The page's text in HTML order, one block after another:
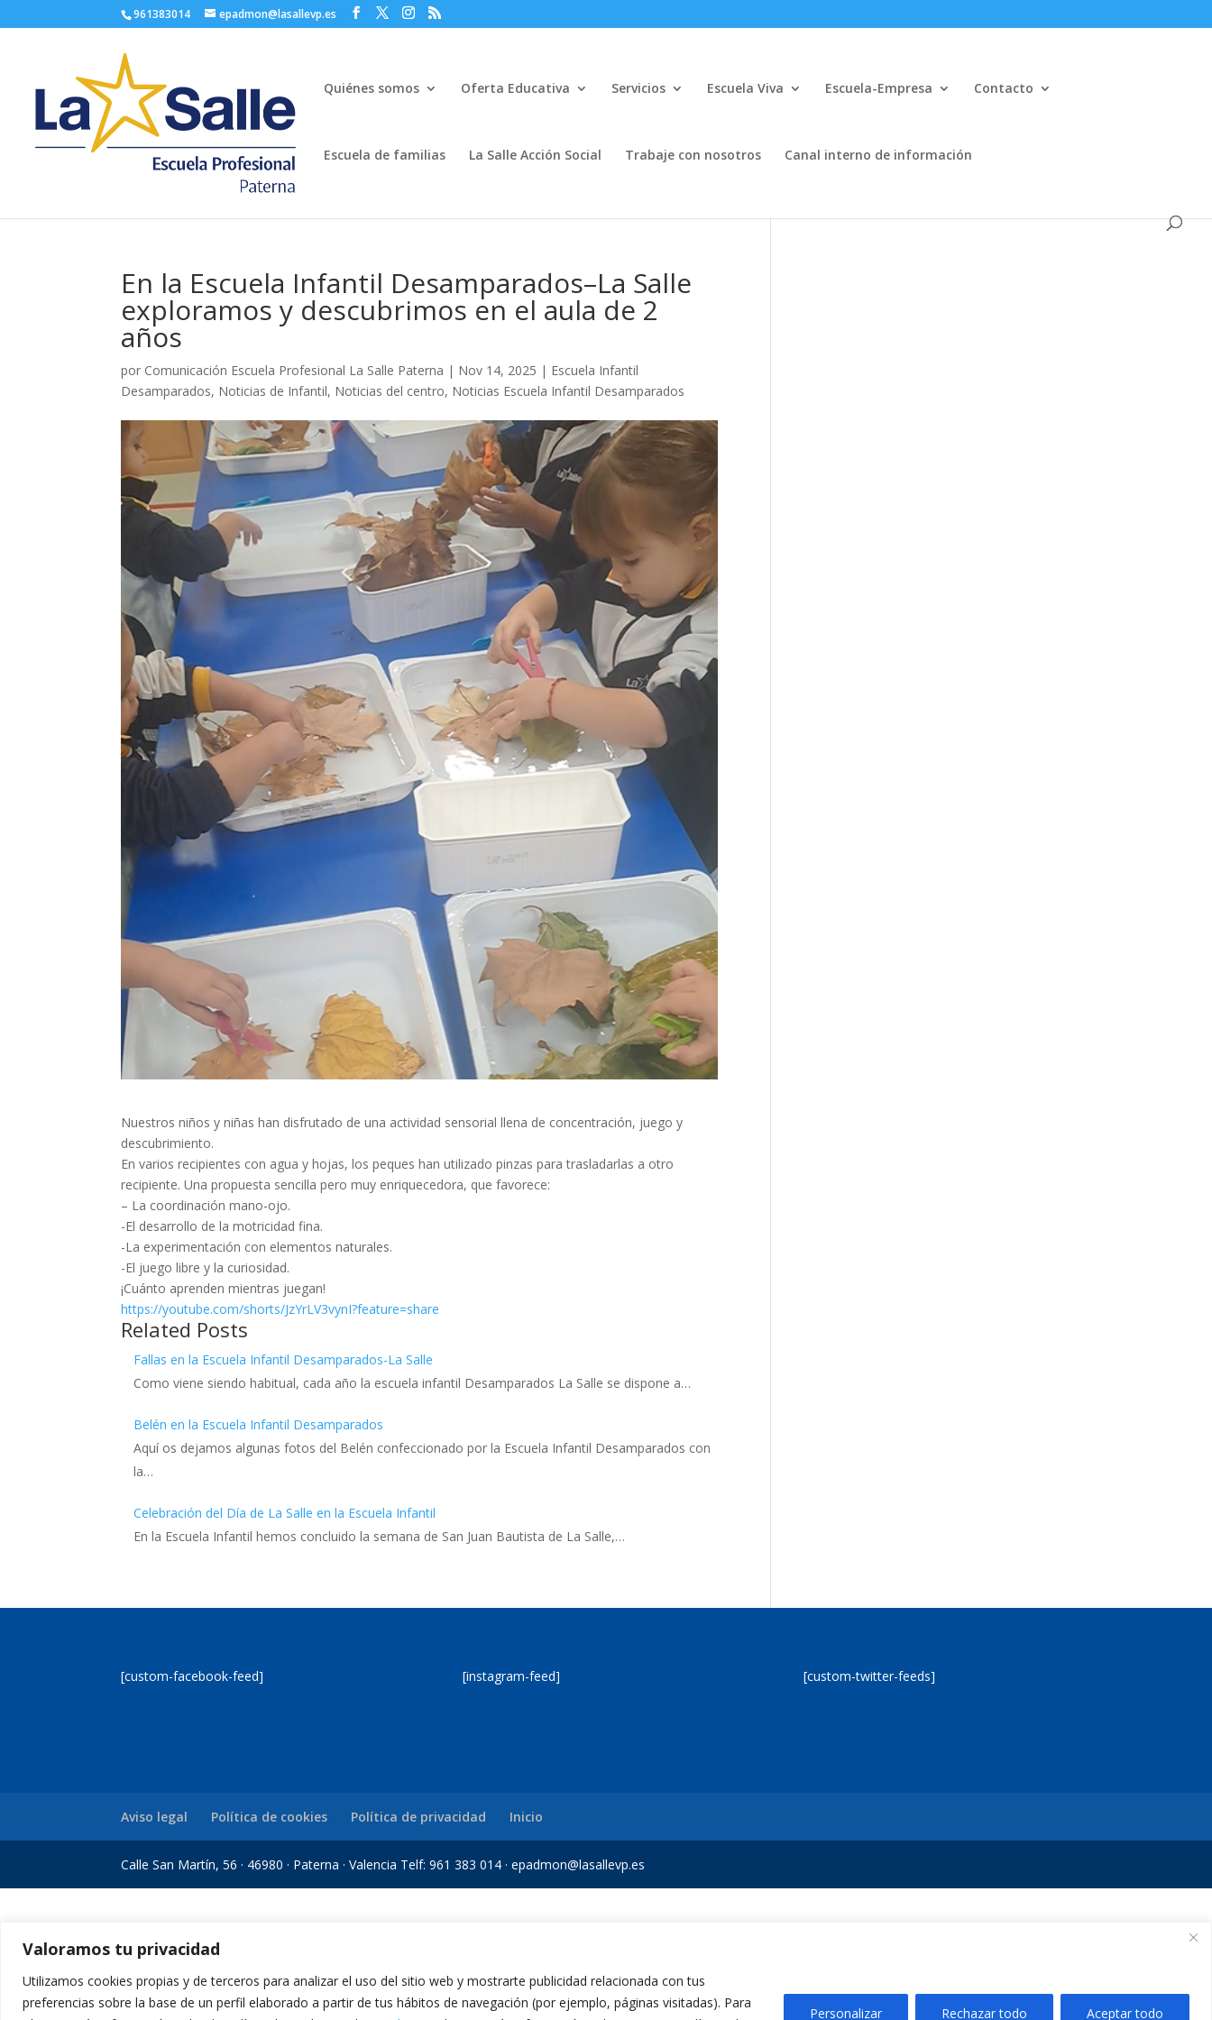
Valoramos tu privacidad
Utilizamos cookies propias y de terceros para analizar el uso del sitio web y mostrarte publicidad relacionada con tus
preferencias sobre la base de un perfil elaborado a partir de tus hábitos de navegación (por ejemplo, páginas visitadas). Para
Personalizar Rechazar todo Aceptar todo
961383014 epadmon@lasallevp.es
Quiénes somos Oferta Educativa Servicios Escuela Viva Escuela-Empresa Contacto
Escuela de familias La Salle Acción Social Trabaje con nosotros Canal interno de información
En la Escuela Infantil Desamparados–La Salle
exploramos y descubrimos en el aula de 2
años
por Comunicación Escuela Profesional La Salle Paterna | Nov 14, 2025 | Escuela Infantil
Desamparados, Noticias de Infantil, Noticias del centro, Noticias Escuela Infantil Desamparados
Nuestros niños y niñas han disfrutado de una actividad sensorial llena de concentración, juego y
descubrimiento.
En varios recipientes con agua y hojas, los peques han utilizado pinzas para trasladarlas a otro
recipiente. Una propuesta sencilla pero muy enriquecedora, que favorece:
– La coordinación mano-ojo.
-El desarrollo de la motricidad fina.
-La experimentación con elementos naturales.
-El juego libre y la curiosidad.
¡Cuánto aprenden mientras juegan!
https://youtube.com/shorts/JzYrLV3vynI?feature=share
Related Posts
Fallas en la Escuela Infantil Desamparados-La Salle
Como viene siendo habitual, cada año la escuela infantil Desamparados La Salle se dispone a…
Belén en la Escuela Infantil Desamparados
Aquí os dejamos algunas fotos del Belén confeccionado por la Escuela Infantil Desamparados con
la…
Celebración del Día de La Salle en la Escuela Infantil
En la Escuela Infantil hemos concluido la semana de San Juan Bautista de La Salle,…
[custom-facebook-feed] [instagram-feed] [custom-twitter-feeds]
Aviso legal Política de cookies Política de privacidad Inicio
Calle San Martín, 56 · 46980 · Paterna · Valencia Telf: 961 383 014 · epadmon@lasallevp.es